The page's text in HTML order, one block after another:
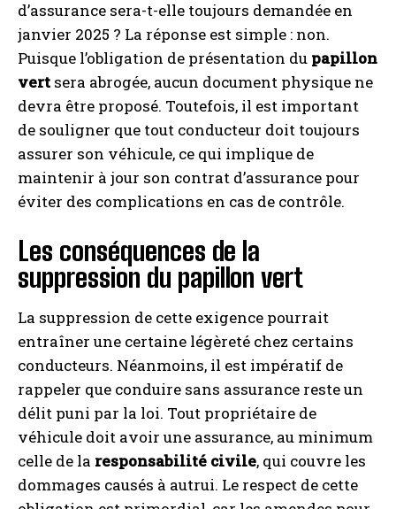
d’assurance sera-t-elle toujours demandée en
janvier 2025 ? La réponse est simple : non.
Puisque l’obligation de présentation du papillon
vert sera abrogée, aucun document physique ne
devra être proposé. Toutefois, il est important
de souligner que tout conducteur doit toujours
assurer son véhicule, ce qui implique de
maintenir à jour son contrat d’assurance pour
éviter des complications en cas de contrôle.
Les conséquences de la
suppression du papillon vert
La suppression de cette exigence pourrait
entraîner une certaine légèreté chez certains
conducteurs. Néanmoins, il est impératif de
rappeler que conduire sans assurance reste un
délit puni par la loi. Tout propriétaire de
véhicule doit avoir une assurance, au minimum
celle de la responsabilité civile, qui couvre les
dommages causés à autrui. Le respect de cette